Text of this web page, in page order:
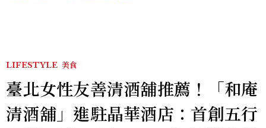
LIFESTYLE 美食
臺北女性友善清酒舖推薦！「和庵
清酒舖」進駐晶華酒店：首創五行